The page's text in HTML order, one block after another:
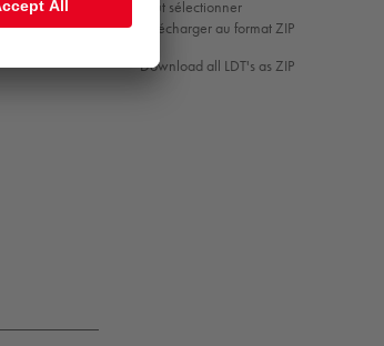
Tout sélectionner
Télécharger au format ZIP
Download all LDT's as ZIP